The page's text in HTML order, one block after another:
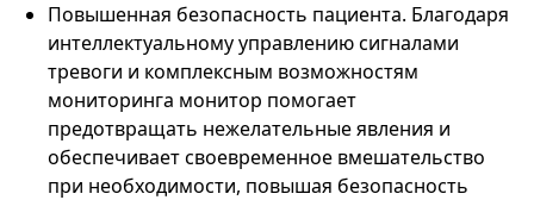
Повышенная безопасность пациента. Благодаря
интеллектуальному управлению сигналами
тревоги и комплексным возможностям
мониторинга монитор помогает
предотвращать нежелательные явления и
обеспечивает своевременное вмешательство
при необходимости, повышая безопасность